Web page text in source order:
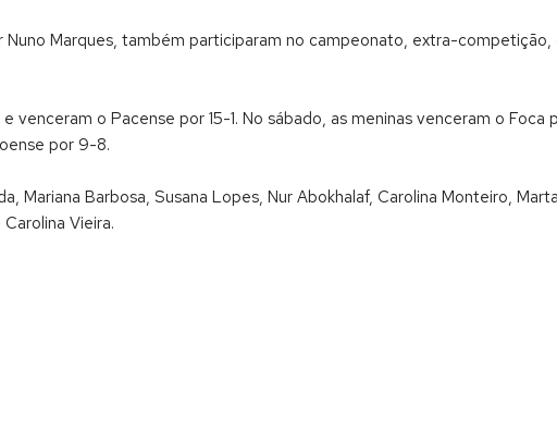
Nuno Marques, também participaram no campeonato, extra-
venceram o Pacense por 15-1. No sábado, as meninas venceram o
por 9-8.
Mariana Barbosa, Susana Lopes, Nur Abokhalaf, Carolina Monteiro,
Vieira.